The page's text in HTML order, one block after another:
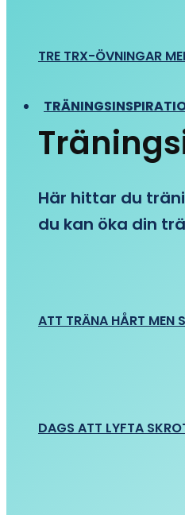
TRE TRX-ÖVNINGAR
Här hittar du
du kan öka din
ATT TRÄNA HÅRT MEN
DAGS ATT LYFTA